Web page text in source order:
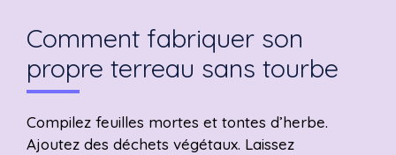
Comment fabriquer son
propre terreau sans tourbe
Compilez feuilles mortes et tontes d’herbe.
Ajoutez des déchets végétaux. Laissez